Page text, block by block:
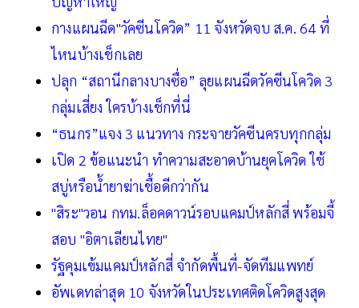
กางแผนฉีด"วัคซีนโควิด” 11 จังหวัดจบ ส.ค. 64 ที่
ไหนบ้างเช็กเลย
ปลุก “สถานีกลางบางซื่อ” ลุยแผนฉีดวัคซีนโควิด 3
กลุ่มเสี่ยง ใครบ้างเช็กที่นี่
“ธนกร”แจง 3 แนวทาง กระจายวัคซีนครบทุกกลุ่ม
เปิด 2 ข้อแนะนำ ทำความสะอาดบ้านยุคโควิด ใช้
สบู่หรือน้ำยาฆ่าเชื้อดีกว่ากัน
"สิระ"วอน กทม.ล็อคดาวน์รอบแคมป์หลักสี่ พร้อมจี้
สอบ "อิตาเลียนไทย"
รัฐคุมเข้มแคมป์หลักสี่ จำกัดพื้นที่-จัดทีมแพทย์
อัพเดทล่าสุด 10 จังหวัดในประเทศติดโควิดสูงสุด